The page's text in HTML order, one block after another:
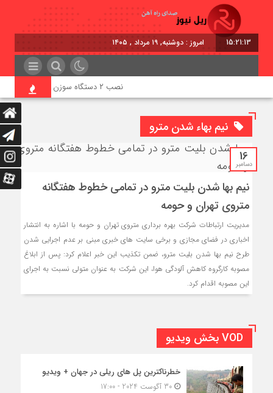
15:21:14 امروز : دوشنبه, ۱۹ مرداد , ۱۴۰۵
نصب ۲ دستگاه سوزن‌ بتنی در ایستگاه راه‌آهن بیشه
نیم بهاء شدن مترو
16
دسامبر
نیم بها شدن بلیت مترو در تمامی خطوط هفتگانه
متروی تهران و حومه
مديريت ارتباطات شركت بهره برداري متروي تهران و حومه با اشاره به انتشار
اخباري در فضاي مجازي و برخي سايت هاي خبري مبني بر عدم اجرايي شدن
طرح نيم بها شدن بليت مترو، ضمن تكذيب اين خبر اعلام كرد: پس از ابلاغ
مصوبه کارگروه کاهش آلودگی هوا، این شركت به عنوان متولي نسبت به اجراي
اين مصوبه اقدام كرد.
VOD بخش ویدیو
خطرناکترین پل های ریلی در جهان + ویدیو
30 آگوست 2024 - 17:00